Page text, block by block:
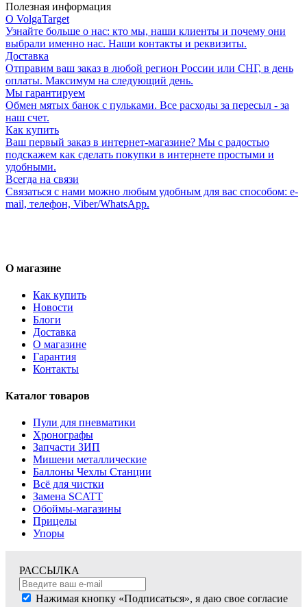
Полезная информация
О VolgaTarget
Узнайте больше о нас: кто мы, наши клиенты и почему они
выбрали именно нас. Наши контакты и реквизиты.
Доставка
Отправим ваш заказ в любой регион России или СНГ, в день
оплаты. Максимум на следующий день.
Мы гарантируем
Обмен мятых банок с пульками. Все расходы за пересыл - за
наш счет.
Как купить
Ваш первый заказ в интернет-магазине? Мы с радостью
подскажем как сделать покупки в интернете простыми и
удобными.
Всегда на связи
Связаться с нами можно любым удобным для вас способом: e-
mail, телефон, Viber/WhatsApp.
О магазине
Как купить
Новости
Блоги
Доставка
О магазине
Гарантия
Контакты
Каталог товаров
Пули для пневматики
Хронографы
Запчасти ЗИП
Мишени металлические
Баллоны Чехлы Станции
Всё для чистки
Замена SCATT
Обоймы-магазины
Прицелы
Упоры
РАССЫЛКА
Нажимая кнопку «Подписаться», я даю свое согласие